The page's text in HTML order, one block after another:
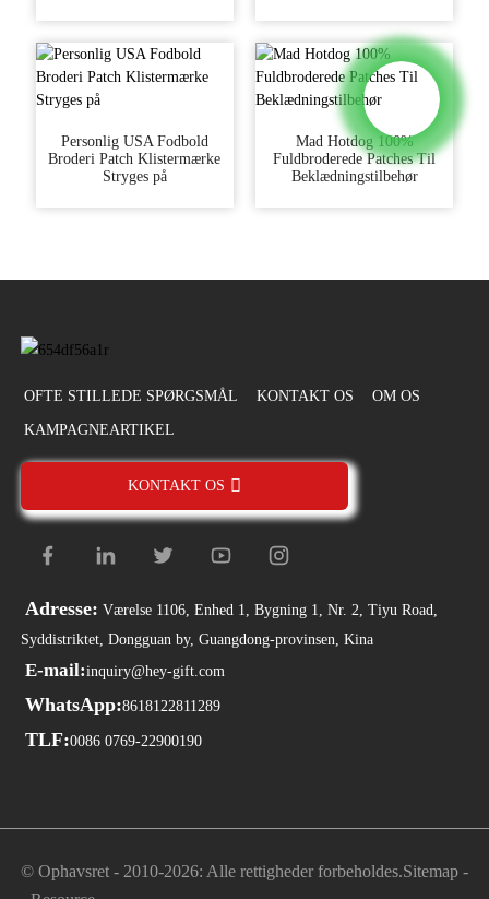
Personlig USA Fodbold
Broderi Patch Klistermærke
Stryges på
Mad Hotdog 100%
Fuldbroderede Patches Til
Beklædningstilbehør
OFTE STILLEDE SPØRGSMÅL KONTAKT OS OM OS
KAMPAGNEARTIKEL
KONTAKT OS
Adresse: Værelse 1106, Enhed 1, Bygning 1, Nr. 2, Tiyu Road,
Syddistriktet, Dongguan by, Guangdong-provinsen, Kina
E-mail:inquiry@hey-gift.com
WhatsApp:8618122811289
TLF:0086 0769-22900190
© Ophavsret - 2010-2026: Alle rettigheder forbeholdes.Sitemap-